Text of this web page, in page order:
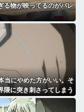
る物が映ってるのがバレ
当にやめた方がいい。そ
に突き刺さってしまう